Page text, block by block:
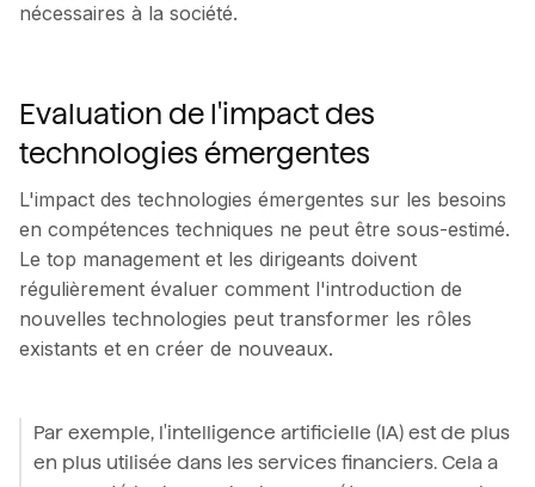
nécessaires à la société.
Evaluation de l'impact des
technologies émergentes
L'impact des technologies émergentes sur les besoins
en compétences techniques ne peut être sous-estimé.
Le top management et les dirigeants doivent
régulièrement évaluer comment l'introduction de
nouvelles technologies peut transformer les rôles
existants et en créer de nouveaux.
Par exemple, l'intelligence artificielle (IA) est de plus
en plus utilisée dans les services financiers. Cela a